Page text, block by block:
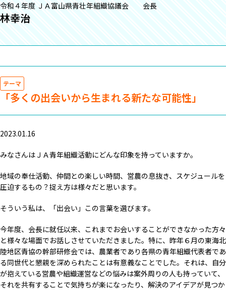
令和４年度 ＪＡ富山県青壮年組織協議会 会長
林幸治
テーマ
「多くの出会いから生まれる新たな可能性」
2023.01.16
みなさんはＪＡ青年組織活動にどんな印象を持っていますか。
地域の奉仕活動、仲間との楽しい時間、営農の息抜き、スケジュールを
圧迫するもの？捉え方は様々だと思います。
そういう私は、「出会い」この言葉を選びます。
今年度、会長に就任以来、これまでお会いすることができなかった方々
と様々な場面でお話しさせていただきました。特に、昨年６月の東海北
陸地区青協の幹部研修会では、農業者であり各県の青年組織代表者であ
る同世代と懇親を深められたことは有意義なことでした。それは、自分
が抱えている営農や組織運営などの悩みは案外周りの人も持っていて、
それを共有することで気持ちが楽になったり、解決のアイデアが見つか